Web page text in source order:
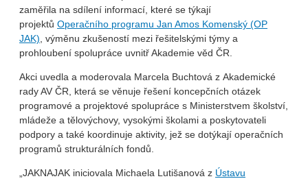
zaměřila na sdílení informací, které se týkají
projektů Operačního programu Jan Amos Komenský (OP
JAK), výměnu zkušeností mezi řešitelskými týmy a
prohloubení spolupráce uvnitř Akademie věd ČR.
Akci uvedla a moderovala Marcela Buchtová z Akademické
rady AV ČR, která se věnuje řešení koncepčních otázek
programové a projektové spolupráce s Ministerstvem školství,
mládeže a tělovýchovy, vysokými školami a poskytovateli
podpory a také koordinuje aktivity, jež se dotýkají operačních
programů strukturálních fondů.
„JAKNAJAK iniciovala Michaela Lutišanová z Ústavu